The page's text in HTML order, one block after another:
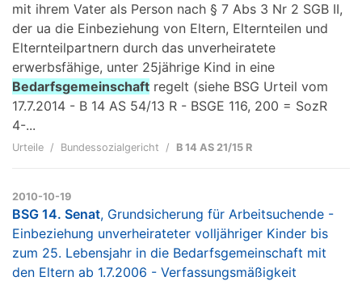
mit ihrem Vater als Person nach § 7 Abs 3 Nr 2 SGB II,
der ua die Einbeziehung von Eltern, Elternteilen und
Elternteilpartnern durch das unverheiratete
erwerbsfähige, unter 25jährige Kind in eine
Bedarfsgemeinschaft regelt (siehe BSG Urteil vom
17.7.2014 - B 14 AS 54/13 R - BSGE 116, 200 = SozR
4-...
Urteile Bundessozialgericht B 14 AS 21/15 R
2010-10-19
BSG 14. Senat, Grundsicherung für Arbeitsuchende -
Einbeziehung unverheirateter volljähriger Kinder bis
zum 25. Lebensjahr in die Bedarfsgemeinschaft mit
den Eltern ab 1.7.2006 - Verfassungsmäßigkeit